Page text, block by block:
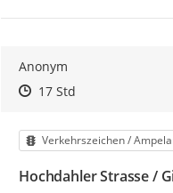
Anonym
Zeitpunkt des Erstellens
Zeitpunkt des Erstellens
17 StdZur Äußerung
Kategorie
Verkehrszeichen /
Hochdahler Strasse /